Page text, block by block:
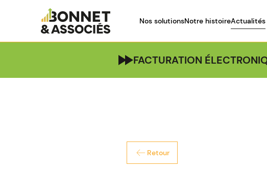
Nos solutionsNotre histoireActualités
FACTURATION
Retour